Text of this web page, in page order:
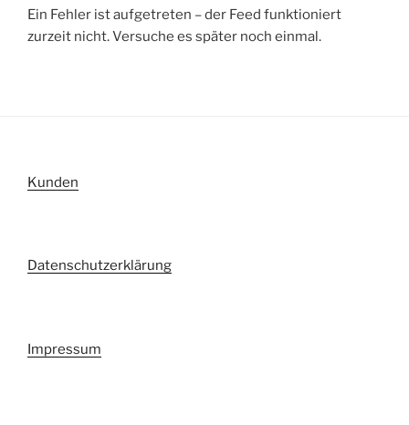
Ein Fehler ist aufgetreten – der Feed funktioniert
zurzeit nicht. Versuche es später noch einmal.
Kunden
Datenschutzerklärung
Impressum